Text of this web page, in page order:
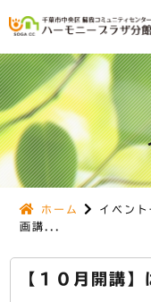
ホーム イベント
画講...
【１０月開講